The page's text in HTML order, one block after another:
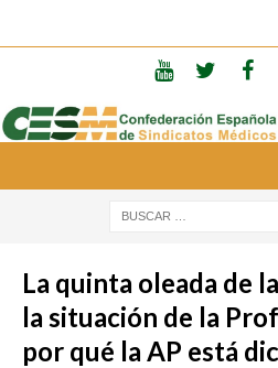
La quinta oleada de
la situación de la
por qué la AP está